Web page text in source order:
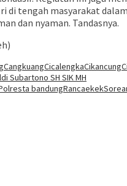
di tengah masyarakat dalam
dan nyaman. Tandasnya.
CangkuangCicalengkaCikancung
Subartono SH SIK MH
bandungRancaekek